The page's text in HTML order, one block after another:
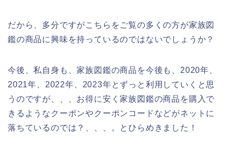
だから、多分ですがこちらをご覧の多くの方が家族図
鑑の商品に興味を持っているのではないでしょうか？
今後、私自身も、家族図鑑の商品を今後も、2020年、
2021年、2022年、2023年とずっと利用していくと思
うのですが、、、お得に安く家族図鑑の商品を購入で
きるようなクーポンやクーポンコードなどがネットに
落ちているのでは？、、、。とひらめきました！